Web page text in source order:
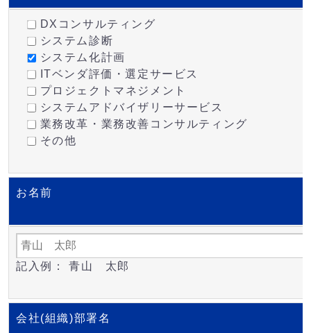
DXコンサルティング
システム診断
システム化計画
ITベンダ評価・選定サービス
プロジェクトマネジメント
システムアドバイザリーサービス
業務改革・業務改善コンサルティング
その他
お名前
記入例： 青山 太郎
会社(組織)部署名